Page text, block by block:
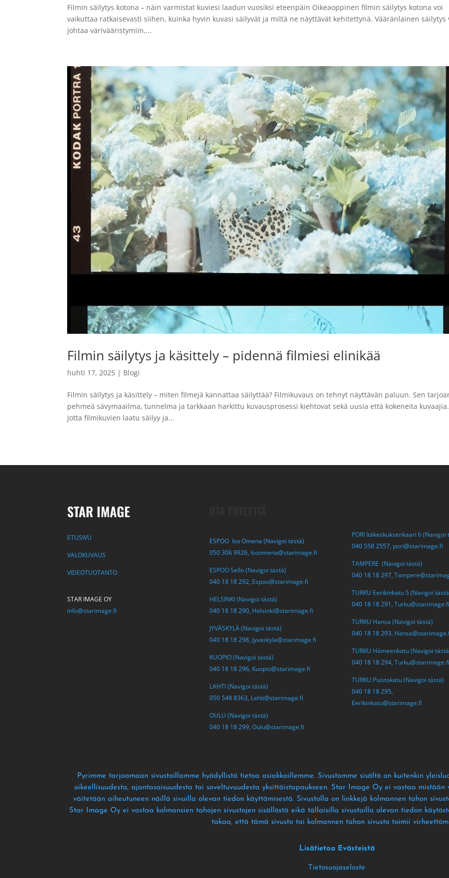
Filmin säilytys kotona – näin varmistat kuviesi laadun vuosiksi eteenpäin Oikeaoppinen filmin säilytys kotona voi
vaikuttaa ratkaisevasti siihen, kuinka hyvin kuvasi säilyvät ja miltä ne näyttävät kehitettynä. Vääränlainen säilytys
johtaa värivääristymiin,...
Filmin säilytys ja käsittely – pidennä filmiesi elinikää
huhti 17, 2025 | Blogi
Filmin säilytys ja käsittely – miten filmejä kannattaa säilyttää? Filmikuvaus on tehnyt näyttävän paluun. Sen
pehmeä sävymaailma, tunnelma ja tarkkaan harkittu kuvausprosessi kiehtovat sekä uusia että kokeneita kuvaajia.
Jotta filmikuvien laatu säilyy ja...
STAR IMAGE
ETUSIVU
VALOKUVAUS
VIDEOTUOTANTO
STAR IMAGE OY
info@starimage.fi
ESPOO Iso Omena (Navigoi tästä)
050 306 9926, Isoomena@starimage.fi
ESPOO Sello (Navigoi tästä)
040 18 18 292, Espoo@starimage.fi
HELSINKI (Navigoi tästä)
040 18 18 290, Helsinki@starimage.fi
JYVÄSKYLÄ (Navigoi tästä)
040 18 18 298, Jyvaskyla@starimage.fi
KUOPIO (Navigoi tästä)
040 18 18 296, Kuopio@starimage.fi
LAHTI (Navigoi tästä)
050 548 8363, Lahti@starimage.fi
OULU (Navigoi tästä)
040 18 18 299, Oulu@starimage.fi
PORI Itäkeskuksenkaari 6 (Navigoi
040 558 2557, pori@starimage.fi
TAMPERE (Navigoi tästä)
040 18 18 297,
TURKU Eerikinkatu 5 (Navigoi
040 18 18 291, Turku@starimage.fi
TURKU Hansa (Navigoi tästä)
040 18 18 293,
TURKU Hämeenkatu (Navigoi
040 18 18 294, Turku@starimage.fi
TURKU Puistokatu (Navigoi tästä)
040 18 18 295,
Eerikinkatu@starimage.fi
Pyrimme tarjoamaan sivustoillamme hyödyllistä tietoa asiakkaillemme. Sivustomme sisältö on kuitenkin
oikeellisuudesta, ajantasaisuudesta tai soveltuvuudesta yksittäistapaukseen. Star Image Oy ei vastaa
väitetään aiheutuneen näillä sivuilla olevan tiedon käyttämisestä. Sivustolla on linkkejä kolmannen tahon
Star Image Oy ei vastaa kolmansien tahojen sivustojen sisällöstä eikä tällaisilla sivustoilla olevan tiedon
takaa, että tämä sivusto tai kolmannen tahon sivusto toimii
Lisätietoa Evästeistä
Tietosuojaseloste